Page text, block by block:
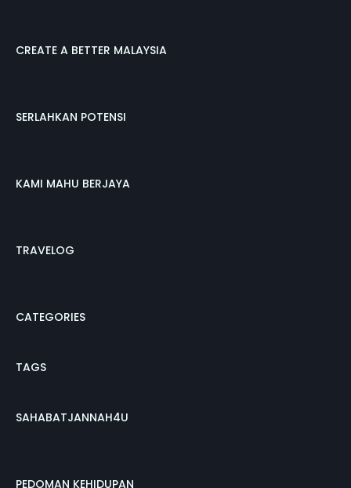
CREATE A BETTER MALAYSIA
SERLAHKAN POTENSI
KAMI MAHU BERJAYA
TRAVELOG
CATEGORIES
TAGS
SAHABATJANNAH4U
PEDOMAN KEHIDUPAN